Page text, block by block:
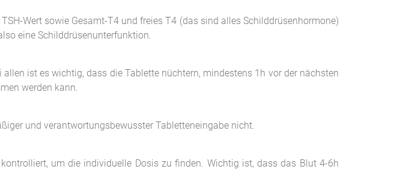
Wert sowie Gesamt-T4 und freies T4 (das sind alles Schilddrüsenhormone)
eine Schilddrüsenunterfunktion.
ist es wichtig, dass die Tablette nüchtern, mindestens 1h vor der nächsten
werden kann.
und verantwortungsbewusster Tabletteneingabe nicht.
um die individuelle Dosis zu finden. Wichtig ist, dass das Blut 4-6h